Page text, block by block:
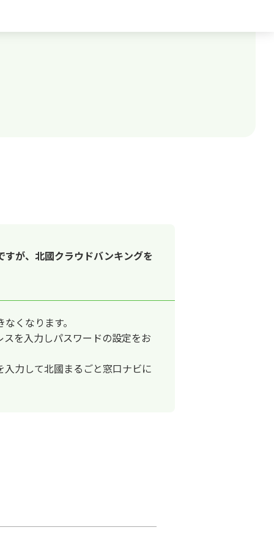
が、北國クラウドバンキングを
くなります。
を入力しパスワードの設定をお
力して北國まるごと窓口ナビに